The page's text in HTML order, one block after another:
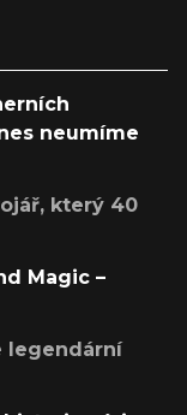
neumíme
který 40
Magic –
legendární